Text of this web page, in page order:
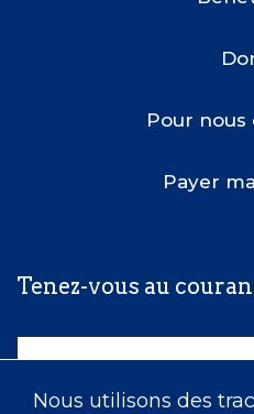
Nous utilisons des
Pour
Payer
Tenez-vous au
Nom